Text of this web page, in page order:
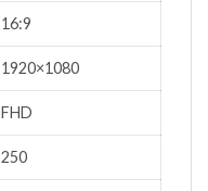
16:9
1920×1080
FHD
250